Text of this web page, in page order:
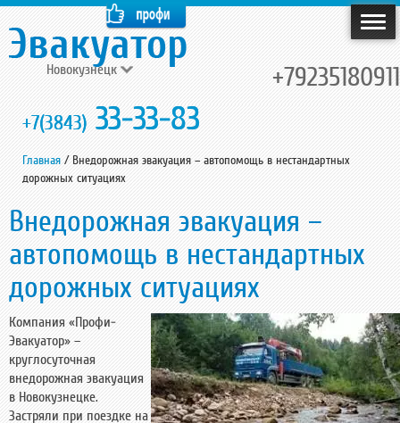
Новокузнецк
+7(3843) 33-33-83
+79235180911
Главная /Внедорожная эвакуация – автопомощь в нестандартных
дорожных ситуациях
Внедорожная эвакуация –
автопомощь в нестандартных
дорожных ситуациях
Компания «Профи-
Эвакуатор» –
круглосуточная
внедорожная эвакуация
в Новокузнецке.
Застряли при поездке на